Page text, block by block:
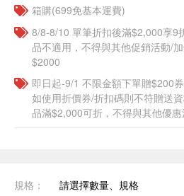
箱購(699免基本運費)
8/8-8/10 單筆折扣後滿$2,000享9
品不適用，不得與其他促銷活動/
$2000
即日起-9/1 不限金額下單贈$200
如使用折價券/折扣碼則不符贈送
品滿$2,000可折，不得與其他優
規格： 請選擇數量、規格